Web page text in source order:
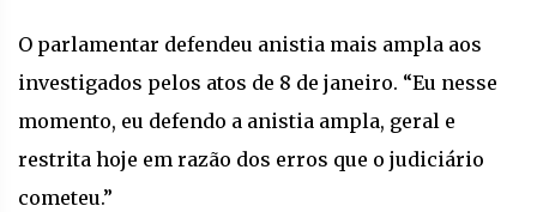
O parlamentar defendeu anistia mais ampla aos
investigados pelos atos de 8 de janeiro. “Eu nesse
momento, eu defendo a anistia ampla, geral e
restrita hoje em razão dos erros que o judiciário
cometeu.”